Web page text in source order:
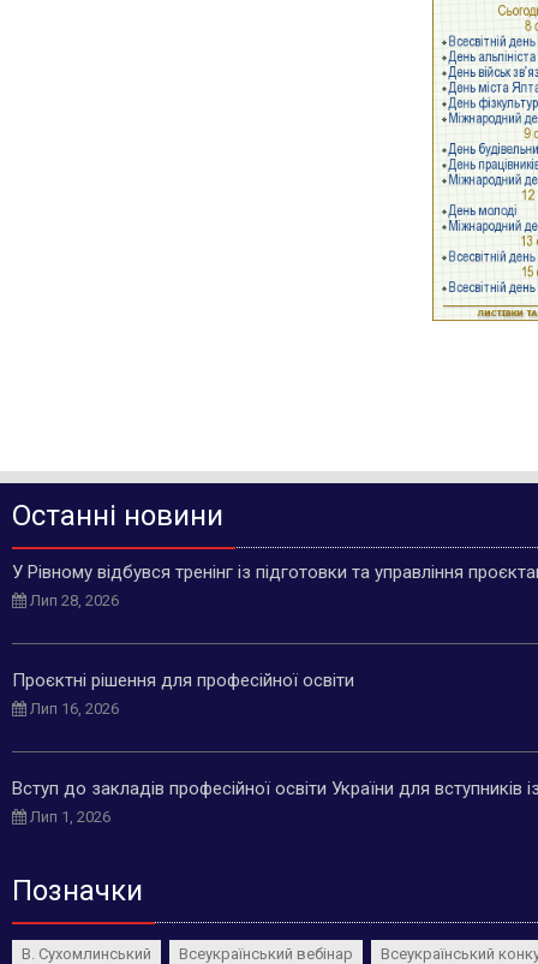
Останні новини
У Рівному відбувся тренінг із підготовки та управління
Лип 28, 2026
Проєктні рішення для професійної освіти
Лип 16, 2026
Вступ до закладів професійної освіти України для
Лип 1, 2026
Позначки
В. Сухомлинський Всеукраїнський вебінар Всеукраїнський